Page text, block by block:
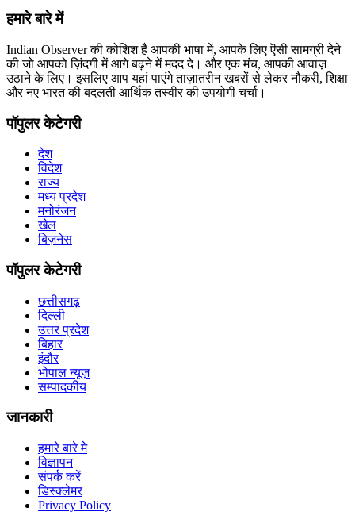
हमारे बारे में
Indian Observer की कोशिश है आपकी भाषा में, आपके लिए ऎसी सामग्री देने
की जो आपको ज़िंदगी में आगे बढ़ने में मदद दे। और एक मंच, आपकी आवाज़
उठाने के लिए। इसलिए आप यहां पाएंगे ताज़ातरीन खबरों से लेकर नौकरी, शिक्षा
और नए भारत की बदलती आर्थिक तस्वीर की उपयोगी चर्चा।
पॉपुलर केटेगरी
देश
विदेश
राज्य
मध्य प्रदेश
मनोरंजन
खेल
बिज़नेस
पॉपुलर केटेगरी
छत्तीसगढ़
दिल्ली
उत्तर प्रदेश
बिहार
इंदौर
भोपाल न्यूज़
सम्पादकीय
जानकारी
हमारे बारे मे
विज्ञापन
संपर्क करें
डिस्क्लेमर
Privacy Policy